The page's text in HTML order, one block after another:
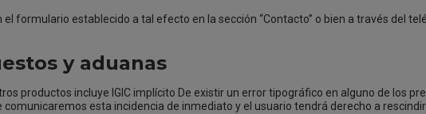
formulario establecido a tal efecto en la sección “Contacto” o bien a través del
y aduanas
productos incluye IGIC implícito De existir un error tipográfico en alguno de los
esta incidencia de inmediato y el usuario tendrá derecho a